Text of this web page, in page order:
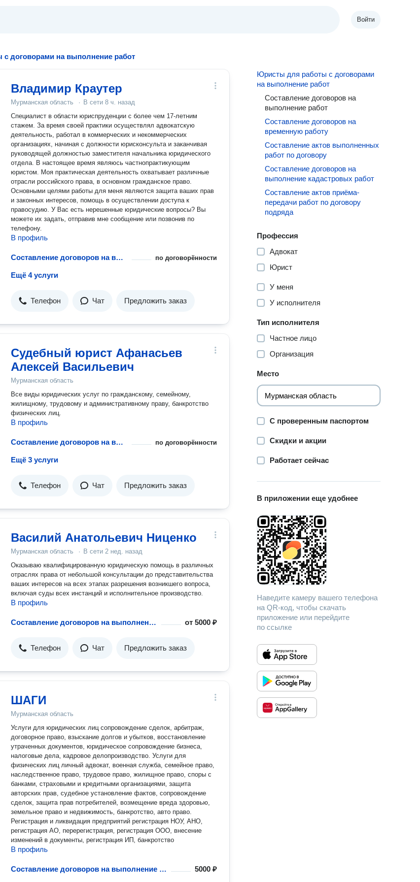
Войти
договорами на выполнение работ
Владимир Краутер
Мурманская область · В сети 8 ч. назад
Специалист в области юриспруденции с более чем 17-летним
стажем. За время своей практики осуществлял адвокатскую
деятельность, работал в коммерческих и некоммерческих
организациях, начиная с должности юрисконсульта и заканчивая
руководящей должностью заместителя начальника юридического
отдела. В настоящее время являюсь частнопрактикующим
юристом. Моя практическая деятельность охватывает различные
отрасли российского права, в основном гражданское право.
Основными целями работы для меня являются защита ваших прав
и законных интересов, помощь в осуществлении доступа к
правосудию. У Вас есть нерешенные юридические вопросы? Вы
можете их задать, отправив мне сообщение или позвонив по
телефону.
В профиль
Составление договоров на выполнение работ по договорённости
Ещё 4 услуги
Телефон Чат Предложить заказ
Судебный юрист Афанасьев
Алексей Васильевич
Мурманская область
Все виды юридических услуг по гражданскому, семейному,
жилищному, трудовому и административному праву, банкротство
физических лиц.
В профиль
Составление договоров на выполнение работ по договорённости
Ещё 3 услуги
Телефон Чат Предложить заказ
Василий Анатольевич Ниценко
Мурманская область · В сети 2 нед. назад
Оказываю квалифицированную юридическую помощь в различных
отраслях права от небольшой консультации до представительства
ваших интересов на всех этапах разрешения возникшего вопроса,
включая суды всех инстанций и исполнительное производство.
В профиль
Составление договоров на выполнение работ от5000 ₽
Телефон Чат Предложить заказ
ШАГИ
Мурманская область
Услуги для юридических лиц сопровождение сделок, арбитраж,
договорное право, взыскание долгов и убытков, восстановление
утраченных документов, юридическое сопровождение бизнеса,
налоговые дела, кадровое делопроизводство. Услуги для
физических лиц личный адвокат, военная служба, семейное право,
наследственное право, трудовое право, жилищное право, споры с
банками, страховыми и кредитными организациями, защита
авторских прав, судебное установление фактов, сопровождение
сделок, защита прав потребителей, возмещение вреда здоровью,
земельное право и недвижимость, банкротство, авто право.
Регистрация и ликвидация предприятий регистрация НОУ, АНО,
регистрация АО, перерегистрация, регистрация ООО, внесение
изменений в документы, регистрация ИП, банкротство
В профиль
Составление договоров на выполнение работ 5000 ₽
Юристы для работы с договорами
на выполнение работ
Составление договоров на
выполнение работ
Составление договоров на
временную работу
Составление актов выполненных
работ по договору
Составление договоров на
выполнение кадастровых работ
Составление актов приёма-
передачи работ по договору
подряда
Профессия
Адвокат
Юрист
У меня
У исполнителя
Тип исполнителя
Частное лицо
Организация
Место
С проверенным паспортом
Скидки и акции
Работает сейчас
В приложении еще удобнее
Наведите камеру вашего телефона
на QR-код, чтобы скачать
приложение или перейдите
по ссылке